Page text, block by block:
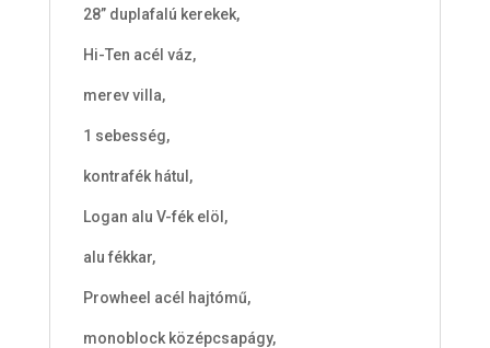
28” duplafalú kerekek,
Hi-Ten acél váz,
merev villa,
1 sebesség,
kontrafék hátul,
Logan alu V-fék elöl,
alu fékkar,
Prowheel acél hajtómű,
monoblock középcsapágy,